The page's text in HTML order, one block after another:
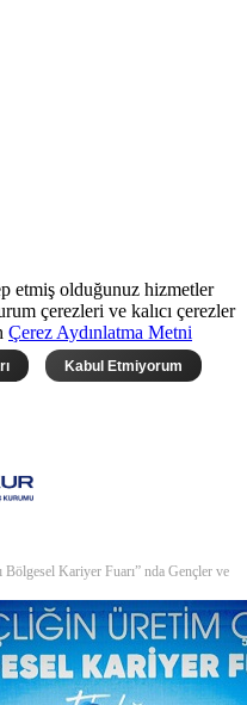
etmiş olduğunuz hizmetler
çerezleri ve kalıcı çerezler
Çerez Aydınlatma Metni
Kabul Etmiyorum
Kariyer Fuarı” nda Gençler ve